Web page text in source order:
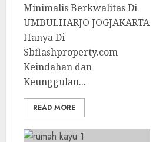
Minimalis Berkwalitas Di
UMBULHARJO JOGJAKARTA
Hanya Di
Sbflashproperty.com
Keindahan dan
Keunggulan...
READ MORE